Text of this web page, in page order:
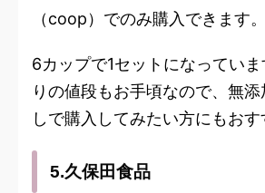
（coop）でのみ購入できます。
6カップで1セットになってい
りの値段もお手頃なので、無
しで購入してみたい方にもおす
5.久保田食品